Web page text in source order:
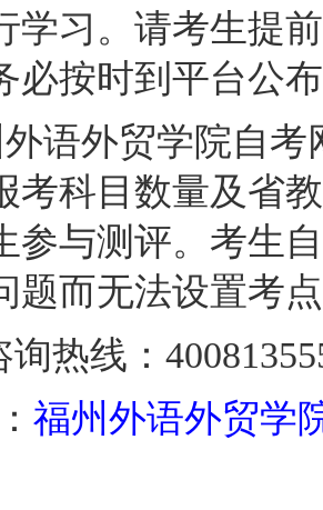
学习。请考生提
必按时到平台公
外语外贸学院自
考科目数量及省
参与测评。考生
题而无法设置考
询热线：
福州外语外贸学